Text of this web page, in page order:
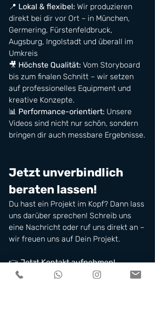
📍 Lokal & flexibel: Wir produzieren
direkt bei dir vor Ort – in München,
Germering, Fürstenfeldbruck,
Augsburg, Ingolstadt und überall im
Umkreis
🎥 Höchste Qualität: Vom Storyboard
bis zum finalen Schnitt – wir setzen
auf professionelles Equipment und
kreative Konzepte.
📊 Performance-orientiert: Unsere
Videos sind nicht nur schön, sondern
bringen dir auch messbare Ergebnisse.
Jetzt unverbindlich
beraten lassen!
Du hast ein Projekt im Kopf? Dann lass
uns darüber sprechen! Schreib uns
eine Nachricht oder ruf uns direkt an –
wir freuen uns auf Dein Projekt.
👉 Jetzt Kontakt aufnehmen!